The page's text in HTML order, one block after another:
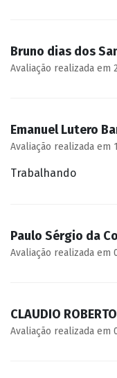
Bruno dias dos
Avaliação realizada em
Emanuel Lutero
Avaliação realizada em
Trabalhando
Paulo Sérgio da
Avaliação realizada em
CLAUDIO
Avaliação realizada em